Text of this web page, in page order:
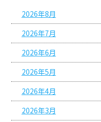
2026年8月
2026年7月
2026年6月
2026年5月
2026年4月
2026年3月